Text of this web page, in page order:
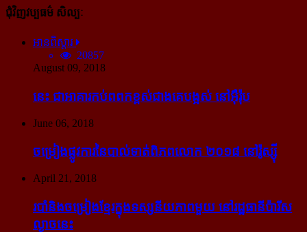
ជុំវិញវប្បធម៌ សិល្បៈ
អានពិស្ដារ
20857
August 09, 2018
នេះ ជា​អាគារ​កប់​ពពក​ខ្ពស់​ជាង​គេ​បង្អស់ នៅ​អ៊ឺរ៉ុប
June 06, 2018
ចម្រៀង​ផ្លូវការ​នៃ​បាល់ទាត់​ពិភពលោក ២០១៨ នៅ​រ៉ូស្ស៊ី
April 21, 2018
របាំ​និង​ចម្រៀង​ខ្មែរ​ក្នុង​ទស្សនីយភាព​មួយ នៅ​រដ្ឋធានី​ប៉ារីស​
ល្ងាច​នេះ